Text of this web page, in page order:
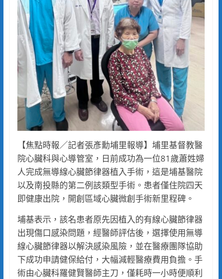
【焦點時報／記者張彥勳埔里報導】埔里基督教醫
院心臟科與心導管室，日前成功為一位81歲蕭姓婦
人完成無導線心臟節律器植入手術，這是埔基醫院
以及南投縣的第二例該類型手術。患者僅住院四天
即健康出院，開創區域心臟微創手術新里程碑。
埔基表示，該名患者原先因植入的有線心臟節律器
出現傷口感染問題，經醫師評估後，選擇使用無導
線心臟節律器以解決感染風險，並在醫療團隊協助
下成功申請健保給付，大幅減輕醫療費用負擔。手
術由心臟科羅健賢醫師主刀，僅耗時一小時便順利